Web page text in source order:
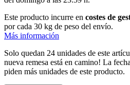
Este producto incurre en costes de
por cada 30 kg de peso del envío.
Más información
Solo quedan 24 unidades de este
nueva remesa está en camino! La
piden más unidades de este producto.